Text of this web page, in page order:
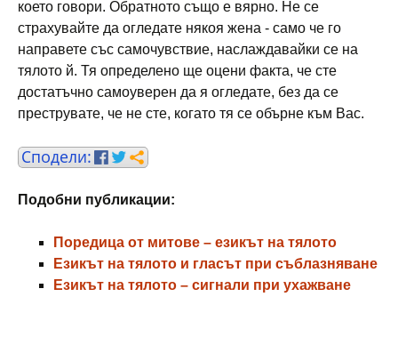
което говори. Обратното също е вярно. Не се
страхувайте да огледате някоя жена - само че го
направете със самочувствие, наслаждавайки се на
тялото й. Тя определено ще оцени факта, че сте
достатъчно самоуверен да я огледате, без да се
преструвате, че не сте, когато тя се обърне към Вас.
Подобни публикации:
Поредица от митове – езикът на тялото
Езикът на тялото и гласът при съблазняване
Езикът на тялото – сигнали при ухажване